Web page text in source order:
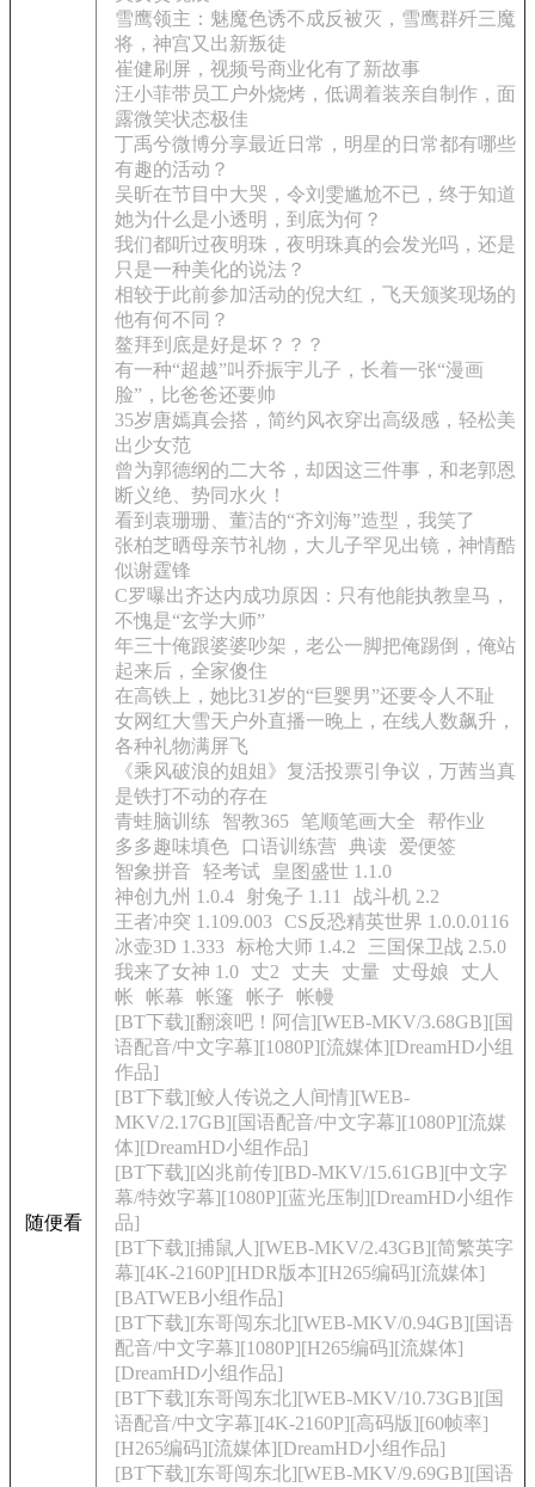
随便看
雪鹰领主：魅魔色诱不成反被灭，雪鹰群歼三魔
将，神宫又出新叛徒
崔健刷屏，视频号商业化有了新故事
汪小菲带员工户外烧烤，低调着装亲自制作，面
露微笑状态极佳
丁禹兮微博分享最近日常，明星的日常都有哪些
有趣的活动？
吴昕在节目中大哭，令刘雯尴尬不已，终于知道
她为什么是小透明，到底为何？
我们都听过夜明珠，夜明珠真的会发光吗，还是
只是一种美化的说法？
相较于此前参加活动的倪大红，飞天颁奖现场的
他有何不同？
鳌拜到底是好是坏？？？
有一种“超越”叫乔振宇儿子，长着一张“漫画
脸”，比爸爸还要帅
35岁唐嫣真会搭，简约风衣穿出高级感，轻松美
出少女范
曾为郭德纲的二大爷，却因这三件事，和老郭恩
断义绝、势同水火！
看到袁珊珊、董洁的“齐刘海”造型，我笑了
张柏芝晒母亲节礼物，大儿子罕见出镜，神情酷
似谢霆锋
C罗曝出齐达内成功原因：只有他能执教皇马，
不愧是“玄学大师”
年三十俺跟婆婆吵架，老公一脚把俺踢倒，俺站
起来后，全家傻住
在高铁上，她比31岁的“巨婴男”还要令人不耻
女网红大雪天户外直播一晚上，在线人数飙升，
各种礼物满屏飞
《乘风破浪的姐姐》复活投票引争议，万茜当真
是铁打不动的存在
青蛙脑训练
智教365 笔顺笔画大全
帮作业
多多趣味填色
口语训练营 典读
爱便签
智象拼音
轻考试
皇图盛世 1.1.0
神创九州 1.0.4
射兔子 1.11
战斗机 2.2
王者冲突 1.109.003 CS反恐精英世界 1.0.0.0116
冰壶3D 1.333 标枪大师 1.4.2
三国保卫战 2.5.0
我来了女神 1.0
丈2 丈夫 丈量 丈母娘
丈人
帐
帐幕 帐篷 帐子
帐幔
[BT下载][翻滚吧！阿信][WEB-MKV/3.68GB][国
语配音/中文字幕][1080P][流媒体][DreamHD小组
作品]
[BT下载][鲛人传说之人间情][WEB-
MKV/2.17GB][国语配音/中文字幕][1080P][流媒
体][DreamHD小组作品]
[BT下载][凶兆前传][BD-MKV/15.61GB][中文字
幕/特效字幕][1080P][蓝光压制][DreamHD小组作
品]
[BT下载][捕鼠人][WEB-MKV/2.43GB][简繁英字
幕][4K-2160P][HDR版本][H265编码][流媒体]
[BATWEB小组作品]
[BT下载][东哥闯东北][WEB-MKV/0.94GB][国语
配音/中文字幕][1080P][H265编码][流媒体]
[DreamHD小组作品]
[BT下载][东哥闯东北][WEB-MKV/10.73GB][国
语配音/中文字幕][4K-2160P][高码版][60帧率]
[H265编码][流媒体][DreamHD小组作品]
[BT下载][东哥闯东北][WEB-MKV/9.69GB][国语